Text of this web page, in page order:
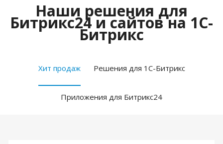
Наши решения для
Битрикс24 и сайтов на 1С-
Битрикс
Хит продаж Решения для 1С-Битрикс
Приложения для Битрикс24